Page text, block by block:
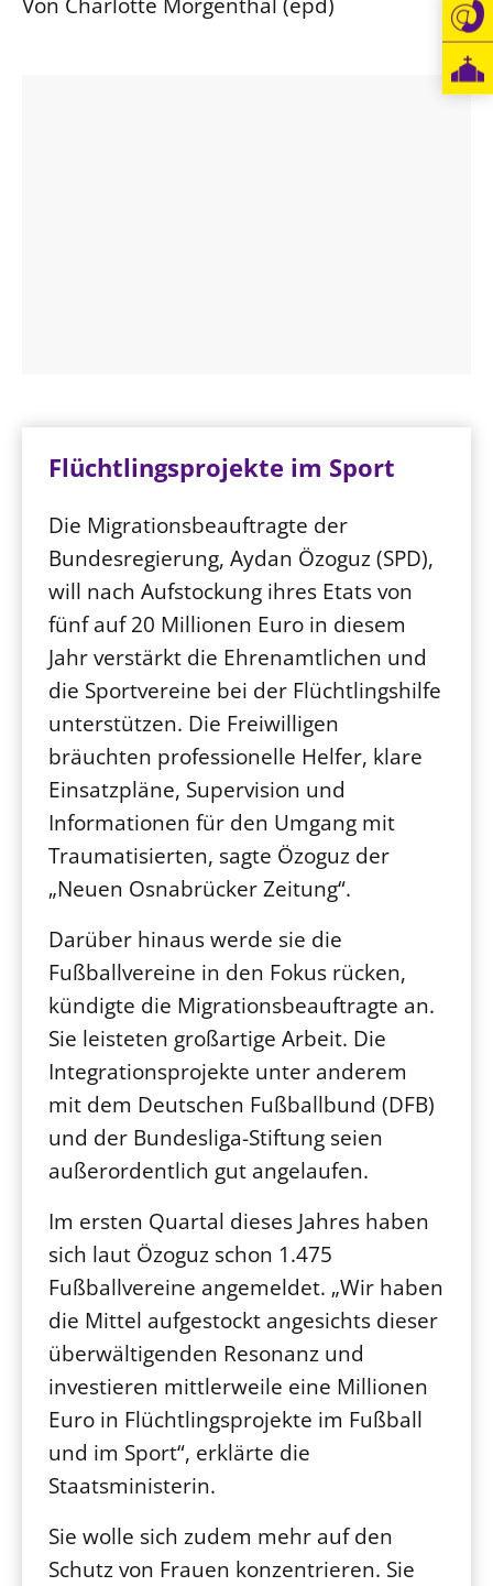
Flüchtlingsprojekte im Sport
Die Migrationsbeauftragte der
Bundesregierung, Aydan Özoguz (SPD),
will nach Aufstockung ihres Etats von
fünf auf 20 Millionen Euro in diesem
Jahr verstärkt die Ehrenamtlichen und
die Sportvereine bei der Flüchtlingshilfe
unterstützen. Die Freiwilligen
bräuchten professionelle Helfer, klare
Einsatzpläne, Supervision und
Informationen für den Umgang mit
Traumatisierten, sagte Özoguz der
„Neuen Osnabrücker Zeitung“.
Darüber hinaus werde sie die
Fußballvereine in den Fokus rücken,
kündigte die Migrationsbeauftragte an.
Sie leisteten großartige Arbeit. Die
Integrationsprojekte unter anderem
mit dem Deutschen Fußballbund (DFB)
und der Bundesliga-Stiftung seien
außerordentlich gut angelaufen.
Im ersten Quartal dieses Jahres haben
sich laut Özoguz schon 1.475
Fußballvereine angemeldet. „Wir haben
die Mittel aufgestockt angesichts dieser
überwältigenden Resonanz und
investieren mittlerweile eine Millionen
Euro in Flüchtlingsprojekte im Fußball
und im Sport“, erklärte die
Staatsministerin.
Sie wolle sich zudem mehr auf den
Schutz von Frauen konzentrieren. Sie